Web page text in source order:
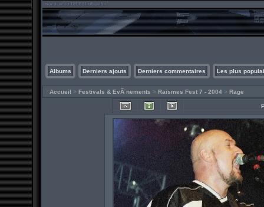
Albums Derniers ajouts Derniers commentaires Les plus
Accueil > Festivals & EvÃ¨nements > Raismes Fest 7 - 2004 > Rage